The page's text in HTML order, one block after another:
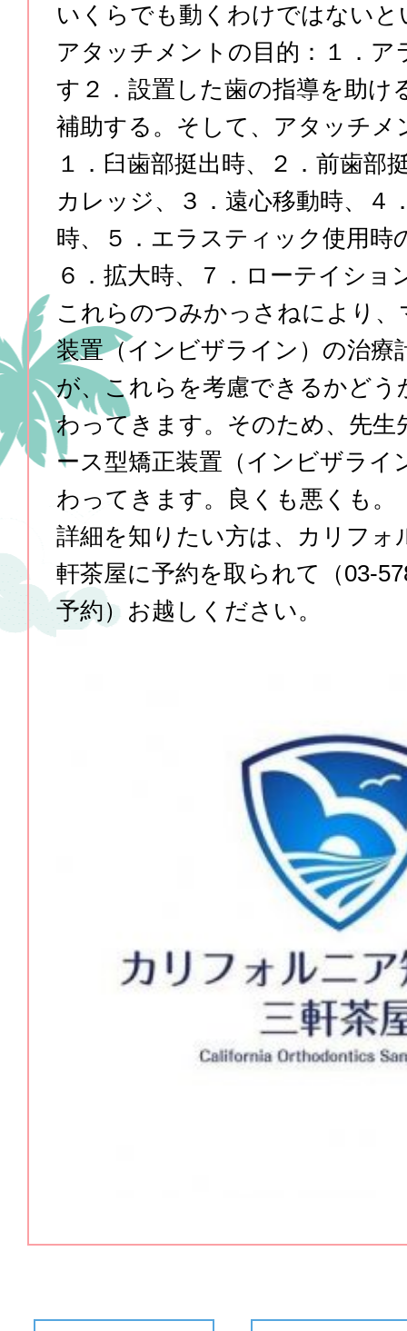
いくらでも動くわけではない
アタッチメントの目的：１．ア
す２．設置した歯の指導を助け
補助する。そして、アタッチメ
１．臼歯部挺出時、２．前歯部
カレッジ、３．遠心移動時、４
時、５．エラスティック使用時
６．拡大時、７．ローテイショ
これらのつみかっさねにより
装置（インビザライン）の治療
が、これらを考慮できるかどう
わってきます。そのため、先生
ース型矯正装置（インビザライ
わってきます。良くも悪くも。
詳細を知りたい方は、カリフ
軒茶屋に予約を取られて（03-
予約）お越しください。